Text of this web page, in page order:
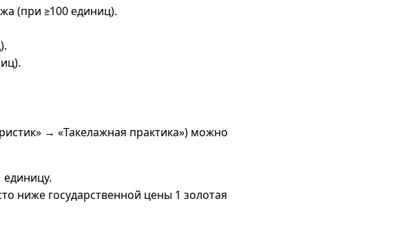
(при ≥100 единиц).
→ «Такелажная практика») можно
единицу.
ниже государственной цены 1 золотая